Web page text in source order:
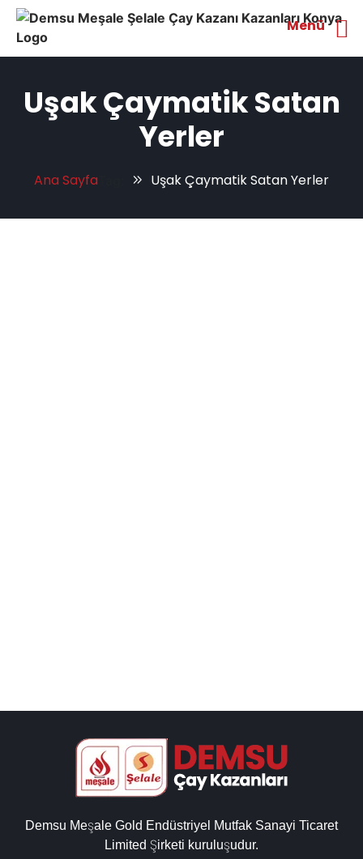
Uşak Çaymatik Satan
Yerler
Ana Sayfa Uşak Çaymatik Satan Yerler
Demsu Meşale Gold Endüstriyel Mutfak Sanayi Ticaret
Limited Şirketi kuruluşudur.
Menü